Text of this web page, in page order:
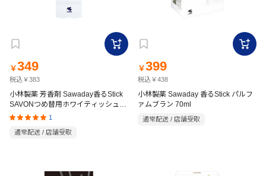
￥349
税込￥383
小林製薬 芳香剤 Sawaday香るStick
SAVONつめ替用ホワイティッシュサ
ボン 70ml
1
通常配送 / 店舗受取
￥399
税込￥438
小林製薬 Sawaday 香るStick パルフ
ァムブラン 70ml
通常配送 / 店舗受取